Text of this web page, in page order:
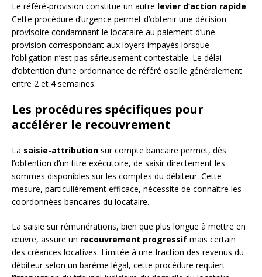
Le référé-provision constitue un autre levier d’action rapide.
Cette procédure d’urgence permet d’obtenir une décision
provisoire condamnant le locataire au paiement d’une
provision correspondant aux loyers impayés lorsque
l’obligation n’est pas sérieusement contestable. Le délai
d’obtention d’une ordonnance de référé oscille généralement
entre 2 et 4 semaines.
Les procédures spécifiques pour
accélérer le recouvrement
La saisie-attribution sur compte bancaire permet, dès
l’obtention d’un titre exécutoire, de saisir directement les
sommes disponibles sur les comptes du débiteur. Cette
mesure, particulièrement efficace, nécessite de connaître les
coordonnées bancaires du locataire.
La saisie sur rémunérations, bien que plus longue à mettre en
œuvre, assure un recouvrement progressif mais certain
des créances locatives. Limitée à une fraction des revenus du
débiteur selon un barème légal, cette procédure requiert